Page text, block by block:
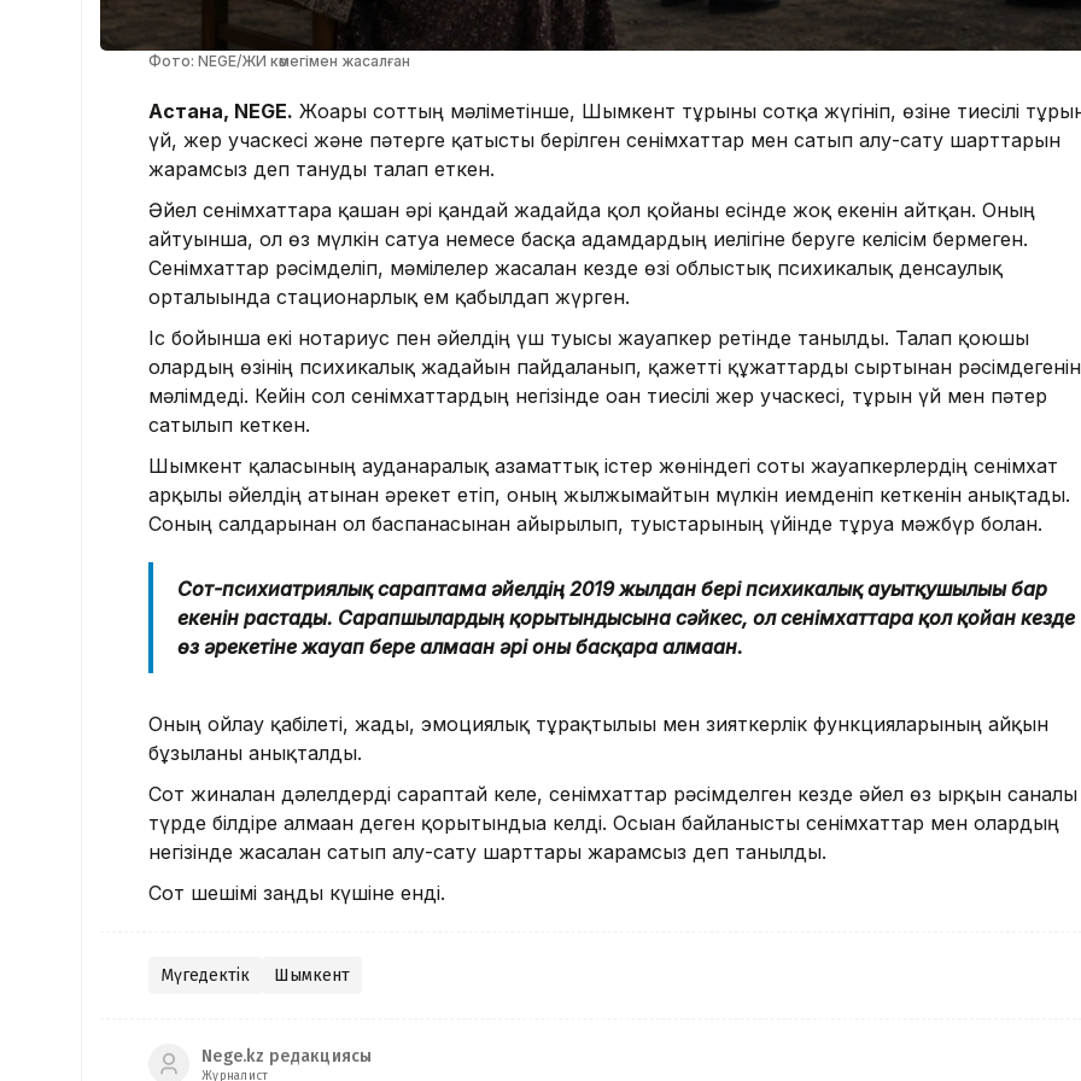
Фото: NEGE/ЖИ көмегімен жасалған
Астана, NEGE. Жоғарғы соттың мәліметінше, Шымкент тұрғыны сотқа жүгініп, өзіне тиесілі
үй, жер учаскесі және пәтерге қатысты берілген сенімхаттар мен сатып алу-сату шарттарын
жарамсыз деп тануды талап еткен.
Әйел сенімхаттарға қашан әрі қандай жағдайда қол қойғаны есінде жоқ екенін айтқан. Оның
айтуынша, ол өз мүлкін сатуға немесе басқа адамдардың иелігіне беруге келісім бермеген.
Сенімхаттар рәсімделіп, мәмілелер жасалған кезде өзі облыстық психикалық денсаулық
орталығында стационарлық ем қабылдап жүрген.
Іс бойынша екі нотариус пен әйелдің үш туысы жауапкер ретінде танылды. Талап қоюшы
олардың өзінің психикалық жағдайын пайдаланып, қажетті құжаттарды сыртынан рәсімдегенін
мәлімдеді. Кейін сол сенімхаттардың негізінде оған тиесілі жер учаскесі, тұрғын үй мен пәтер
сатылып кеткен.
Шымкент қаласының ауданаралық азаматтық істер жөніндегі соты жауапкерлердің сенімхат
арқылы әйелдің атынан әрекет етіп, оның жылжымайтын мүлкін иемденіп кеткенін анықтады.
Соның салдарынан ол баспанасынан айырылып, туыстарының үйінде тұруға мәжбүр болған.
Сот-психиатриялық сараптама әйелдің 2019 жылдан бері психикалық ауытқушылығы бар
екенін растады. Сарапшылардың қорытындысына сәйкес, ол сенімхаттарға қол қойған кезде
өз әрекетіне жауап бере алмаған әрі оны басқара алмаған.
Оның ойлау қабілеті, жады, эмоциялық тұрақтылығы мен зияткерлік функцияларының айқын
бұзылғаны анықталды.
Сот жиналған дәлелдерді сараптай келе, сенімхаттар рәсімделген кезде әйел өз ырқын саналы
түрде білдіре алмаған деген қорытындыға келді. Осыған байланысты сенімхаттар мен олардың
негізінде жасалған сатып алу-сату шарттары жарамсыз деп танылды.
Сот шешімі заңды күшіне енді.
Мүгедектік Шымкент
Nege.kz редакциясы
Журналист